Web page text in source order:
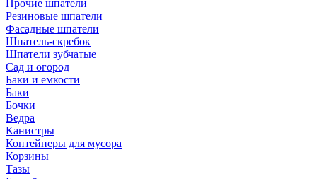
Прочие шпатели
Резиновые шпатели
Фасадные шпатели
Шпатель-скребок
Шпатели зубчатые
Сад и огород
Баки и емкости
Баки
Бочки
Ведра
Канистры
Контейнеры для мусора
Корзины
Тазы